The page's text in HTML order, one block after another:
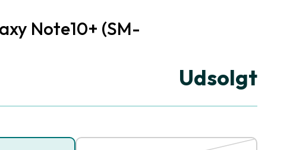
Note10+ (SM-
Udsolgt